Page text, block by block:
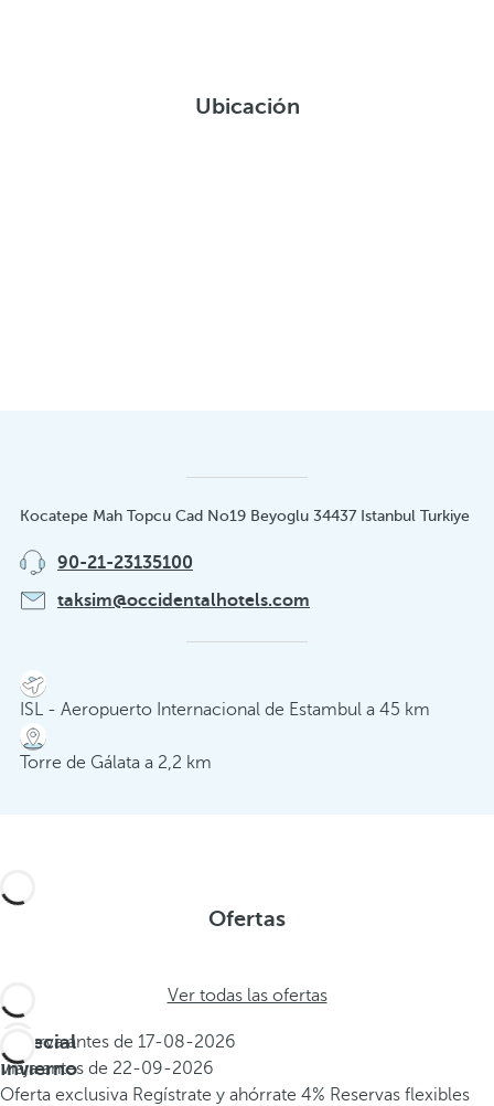
Ubicación
Kocatepe Mah Topcu Cad No19 Beyoglu 34437 Istanbul Turkiye
90-21-23135100
taksim@occidentalhotels.com
ISL - Aeropuerto Internacional de Estambul a 45 km
Torre de Gálata a 2,2 km
Ofertas
Ver todas las ofertas
Especial
Invierno
Reserva antes de 17-08-2026
Viaja antes de 22-09-2026
Oferta exclusiva Regístrate y ahórrate 4% Reservas flexibles